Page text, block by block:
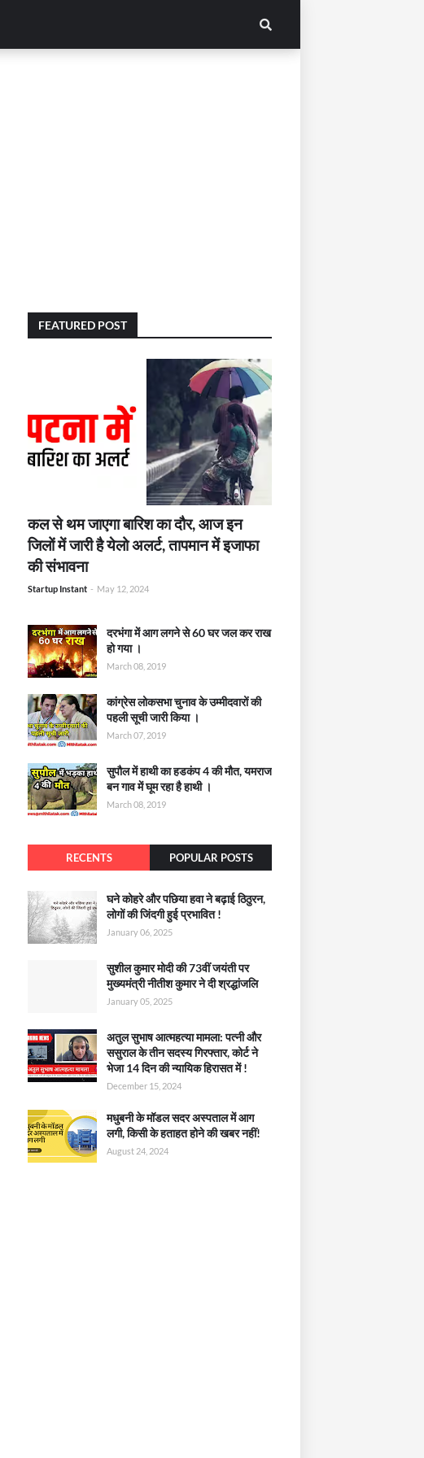
FEATURED POST
कल से थम जाएगा बारिश का दौर, आज इन
जिलों में जारी है येलो अलर्ट, तापमान में इजाफा
की संभावना
Startup Instant - May 12, 2024
दरभंगा में आग लगने से 60 घर जल कर राख
हो गया ।
March 08, 2019
कांग्रेस लोकसभा चुनाव के उम्मीदवारों की
पहली सूची जारी किया ।
March 07, 2019
सुपौल में हाथी का हडकंप 4 की मौत, यमराज
बन गाव में घूम रहा है हाथी ।
March 08, 2019
RECENTS POPULAR POSTS
घने कोहरे और पछिया हवा ने बढ़ाई ठिठुरन,
लोगों की जिंदगी हुई प्रभावित !
January 06, 2025
सुशील कुमार मोदी की 73वीं जयंती पर
मुख्यमंत्री नीतीश कुमार ने दी श्रद्धांजलि
January 05, 2025
अतुल सुभाष आत्महत्या मामला: पत्नी और
ससुराल के तीन सदस्य गिरफ्तार, कोर्ट ने
भेजा 14 दिन की न्यायिक हिरासत में !
December 15, 2024
मधुबनी के मॉडल सदर अस्पताल में आग
लगी, किसी के हताहत होने की खबर नहीं!
August 24, 2024